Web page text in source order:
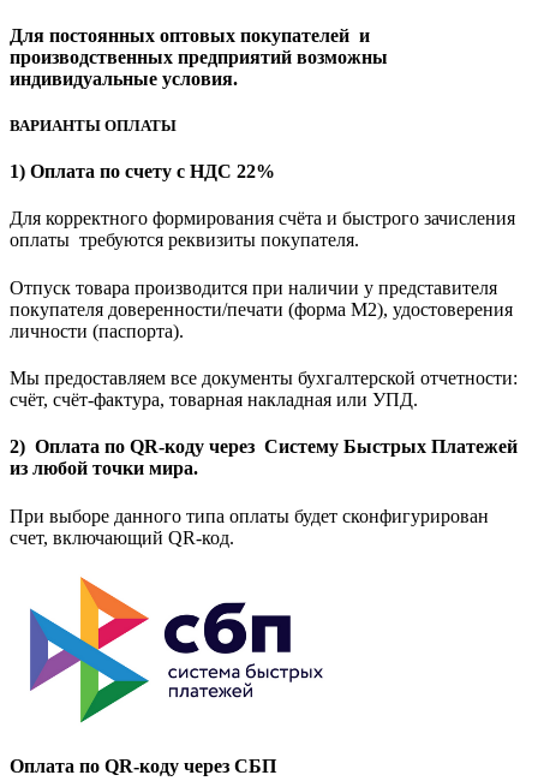
Для постоянных оптовых покупателей и
производственных предприятий возможны
индивидуальные условия.
ВАРИАНТЫ ОПЛАТЫ
1) Оплата по счету с НДС 22%
Для корректного формирования счёта и быстрого зачисления
оплаты требуются реквизиты покупателя.
Отпуск товара производится при наличии у представителя
покупателя доверенности/печати (форма M2), удостоверения
личности (паспорта).
Мы предоставляем все документы бухгалтерской отчетности:
счёт, счёт-фактура, товарная накладная или УПД.
2) Оплата по QR-коду через Систему Быстрых Платежей
из любой точки мира.
При выборе данного типа оплаты будет сконфигурирован
счет, включающий QR-код.
Оплата по QR-коду через СБП